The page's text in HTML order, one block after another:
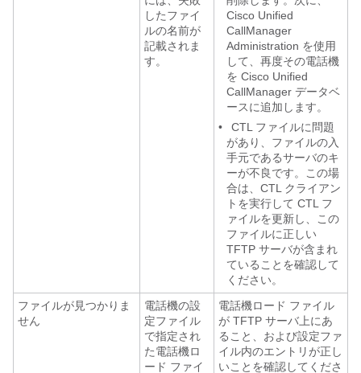
したファイ
ルの名前が
記載されま
す。
Cisco Unified
CallManager
Administration を使用
して、再度その電話機
を Cisco Unified
CallManager データベ
ースに追加します。
•
CTL ファイルに問題
があり、ファイルの入
手元であるサーバのキ
ーが不良です。この場
合は、CTL クライアン
トを実行して CTL フ
ァイルを更新し、この
ファイルに正しい
TFTP サーバが含まれ
ていることを確認して
ください。
ファイルが見つかりま
せん
電話機の設
定ファイル
で指定され
た電話機ロ
ード ファイ
電話機ロード ファイル
が TFTP サーバ上にあ
ること、および設定ファ
イル内のエントリが正し
いことを確認してくださ